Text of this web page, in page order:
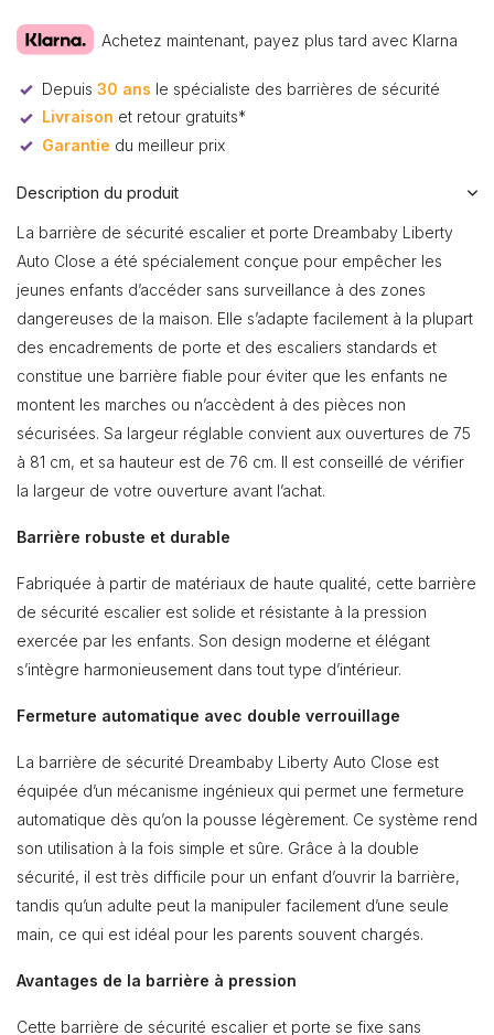
Achetez maintenant, payez plus tard avec Klarna
Depuis 30 ans le spécialiste des barrières de sécurité
Livraison et retour gratuits*
Garantie du meilleur prix
Description du produit
La barrière de sécurité escalier et porte Dreambaby Liberty
Auto Close a été spécialement conçue pour empêcher les
jeunes enfants d’accéder sans surveillance à des zones
dangereuses de la maison. Elle s’adapte facilement à la plupart
des encadrements de porte et des escaliers standards et
constitue une barrière fiable pour éviter que les enfants ne
montent les marches ou n’accèdent à des pièces non
sécurisées. Sa largeur réglable convient aux ouvertures de 75
à 81 cm, et sa hauteur est de 76 cm. Il est conseillé de vérifier
la largeur de votre ouverture avant l’achat.
Barrière robuste et durable
Fabriquée à partir de matériaux de haute qualité, cette barrière
de sécurité escalier est solide et résistante à la pression
exercée par les enfants. Son design moderne et élégant
s’intègre harmonieusement dans tout type d’intérieur.
Fermeture automatique avec double verrouillage
La barrière de sécurité Dreambaby Liberty Auto Close est
équipée d’un mécanisme ingénieux qui permet une fermeture
automatique dès qu’on la pousse légèrement. Ce système rend
son utilisation à la fois simple et sûre. Grâce à la double
sécurité, il est très difficile pour un enfant d’ouvrir la barrière,
tandis qu’un adulte peut la manipuler facilement d’une seule
main, ce qui est idéal pour les parents souvent chargés.
Avantages de la barrière à pression
Cette barrière de sécurité escalier et porte se fixe sans